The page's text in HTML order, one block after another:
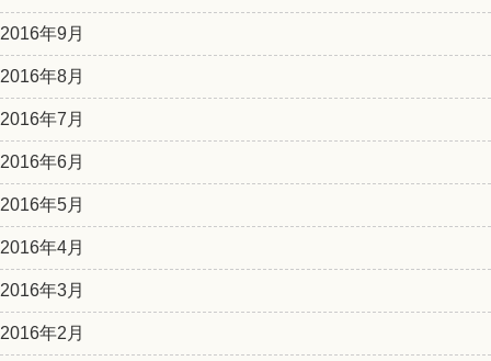
2016年9月
2016年8月
2016年7月
2016年6月
2016年5月
2016年4月
2016年3月
2016年2月